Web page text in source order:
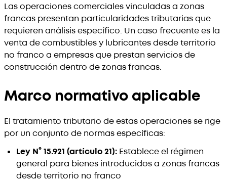
Las operaciones comerciales vinculadas a zonas
francas presentan particularidades tributarias que
requieren análisis específico. Un caso frecuente es la
venta de combustibles y lubricantes desde territorio
no franco a empresas que prestan servicios de
construcción dentro de zonas francas.
Marco normativo aplicable
El tratamiento tributario de estas operaciones se rige
por un conjunto de normas específicas:
Ley N° 15.921 (artículo 21): Establece el régimen
general para bienes introducidos a zonas francas
desde territorio no franco